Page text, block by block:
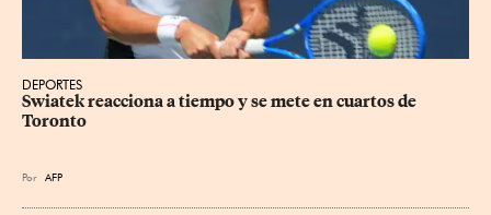
DEPORTES
Swiatek reacciona a tiempo y se mete en cuartos de
Toronto
Por AFP